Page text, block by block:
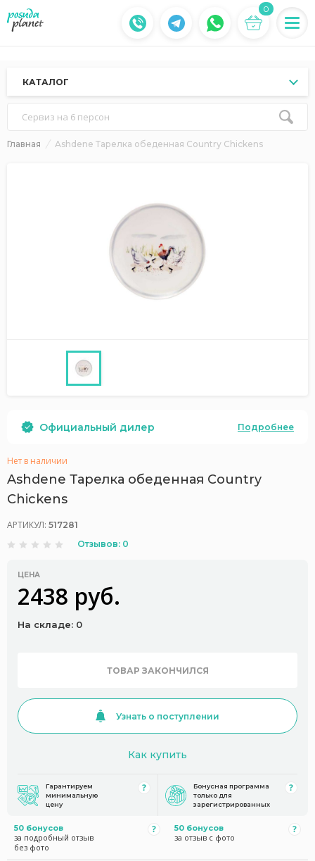
0
КАТАЛОГ
Сервиз на 6 персон
Главная Ashdene Тарелка обеденная Country Chickens
Официальный дилер Подробнее
Нет в наличии
Ashdene Тарелка обеденная Country
Chickens
АРТИКУЛ: 517281
Отзывов: 0
ЦЕНА
2438 руб.
На складе: 0
ТОВАР ЗАКОНЧИЛСЯ
Узнать о поступлении
Как купить
Гарантируем
минимальную
цену
Бонусная программа
только для
зарегистрированных
50 бонусов
за подробный отзыв
без фото
50 бонусов
за отзыв с фото